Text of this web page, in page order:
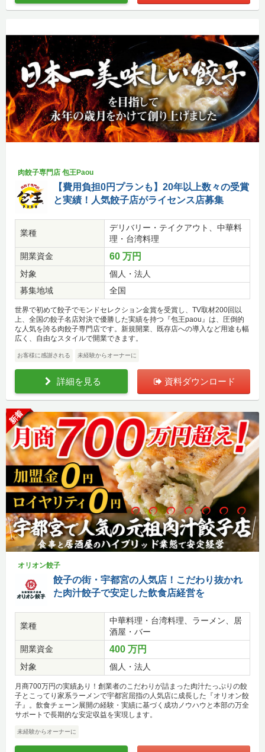
肉餃子専門店 包王Paou
【費用負担0円プランも】20年以上数々の受賞
と実績！人気餃子店がライセンス店募集
業種
デリバリー・テイクアウト、中華料
理・台湾料理
開業資金
60 万円
対象
個人・法人
募集地域
全国
世界で初めて餃子でモンドセレクション金賞を受賞し、TV取材200回以
上、全国の餃子名店対決で優勝した実績を持つ『包王paou』は、圧倒的
な人気を誇る肉餃子専門店です。新規開業、既存店への導入など用途も幅
広く、自由なスタイルで開業できます。
お客様に感謝される 未経験からオーナーに
詳細を見る 資料ダウンロード
新着
オリオン餃子
餃子の街・宇都宮の人気店！こだわり抜かれ
た肉汁餃子で安定した飲食店経営を
業種
中華料理・台湾料理、ラーメン、居
酒屋・バー
開業資金
400 万円
対象 個人・法人
月商700万円の実績あり！創業者のこだわりが詰まった肉汁たっぷりの餃
子とこってり家系ラーメンで宇都宮屈指の人気店に成長した『オリオン餃
子』。飲食チェーン展開の経験・実績に基づく成功ノウハウと本部の万全
サポートで長期的な安定収益を実現します。
未経験からオーナーに